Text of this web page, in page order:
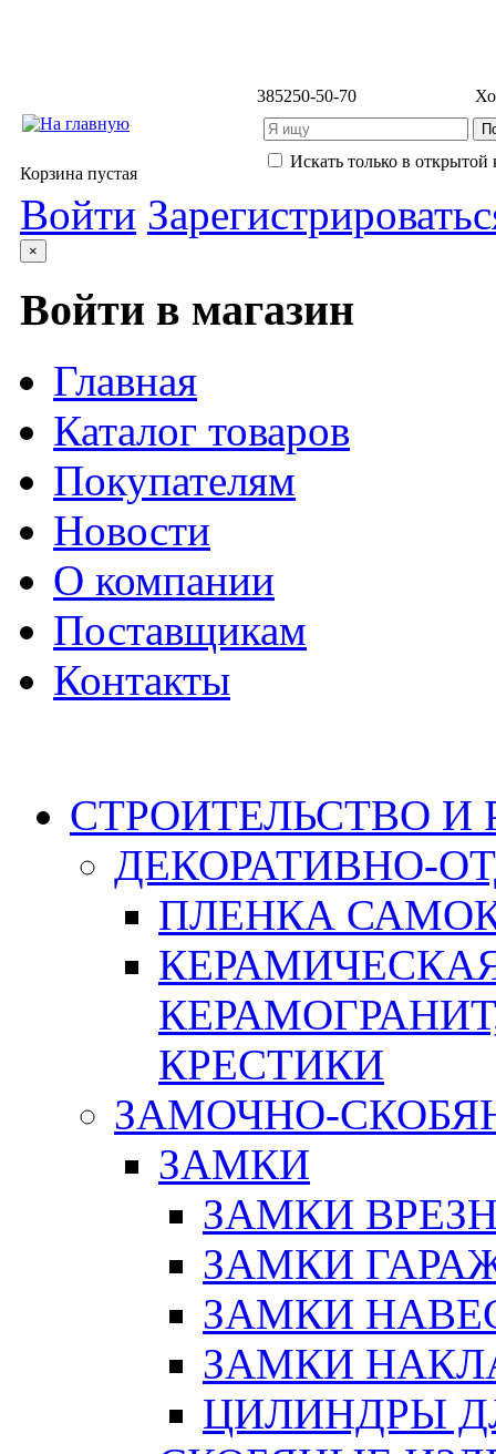
385250-50-70
Искать только в открытой
Корзина пустая
Войти
×
Войти в магазин
Главная
Каталог товаров
Покупателям
Новости
О компании
Поставщикам
Контакты
СТРОИТЕЛЬСТВО И
ДЕКОРАТИВНО-
ПЛЕНКА
КРЕСТИКИ
ЗАМОЧНО-
ЗАМКИ
ЗАМКИ
ЗАМКИ
ЗАМКИ
ЗАМКИ
ЦИЛИНДРЫ